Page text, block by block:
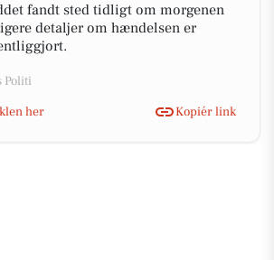
fandt sted tidligt om morgenen
detaljer om hændelsen er
Politi
her
Kopiér link